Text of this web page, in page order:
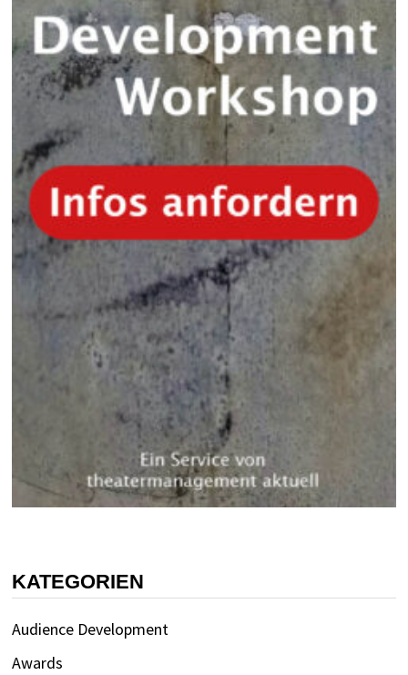
KATEGORIEN
Audience Development
Awards